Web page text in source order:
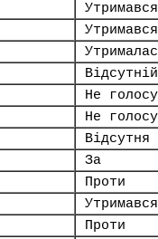
Утримався
Утримався
Відсутній
Не
Не
Відсутня
За
Проти
Утримався
Проти